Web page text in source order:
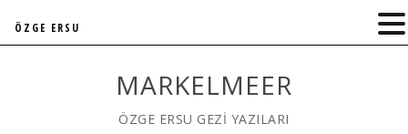
MARKELMEER
ÖZGE ERSU GEZİ YAZILARI
ÖZGE ERSU